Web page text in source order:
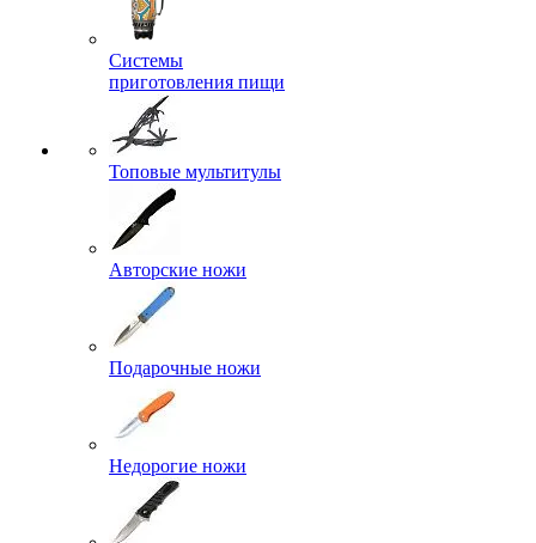
Системы
приготовления пищи
Топовые мультитулы
Авторские ножи
Подарочные ножи
Недорогие ножи